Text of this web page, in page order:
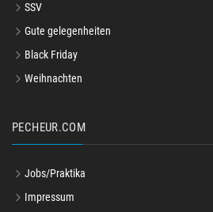
SSV
Gute gelegenheiten
Black Friday
Weihnachten
PECHEUR.COM
Jobs/Praktika
Impressum